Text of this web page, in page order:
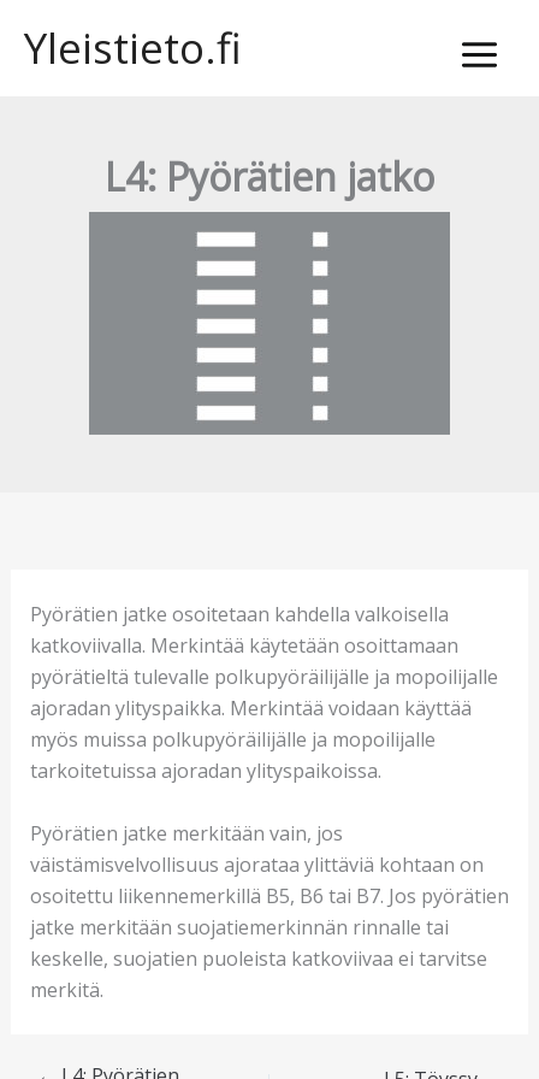
sisältöön
Yleistieto.fi
L4: Pyörätien jatko
Pyörätien jatke osoitetaan kahdella valkoisella
katkoviivalla. Merkintää käytetään osoittamaan
pyörätieltä tulevalle polkupyöräilijälle ja mopoilijalle
ajoradan ylityspaikka. Merkintää voidaan käyttää
myös muissa polkupyöräilijälle ja mopoilijalle
tarkoitetuissa ajoradan ylityspaikoissa.
Pyörätien jatke merkitään vain, jos
väistämisvelvollisuus ajorataa ylittäviä kohtaan on
osoitettu liikennemerkillä B5, B6 tai B7. Jos pyörätien
jatke merkitään suojatiemerkinnän rinnalle tai
keskelle, suojatien puoleista katkoviivaa ei tarvitse
merkitä.